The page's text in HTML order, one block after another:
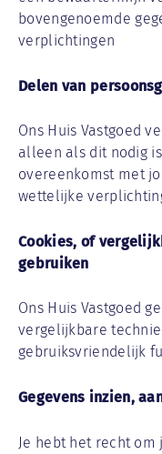
bovengenoemde
verplichtingen
Delen van
Ons Huis Vastgoed
alleen als dit nodig
overeenkomst met
wettelijke
Cookies, of
gebruiken
Ons Huis Vastgoed
vergelijkbare
gebruiksvriendelijk
Gegevens inzien,
Je hebt het recht om